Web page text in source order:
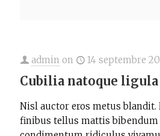
admin on 14 septembre
Cubilia natoque ligula
Nisl auctor eros metus
finibus tellus mattis